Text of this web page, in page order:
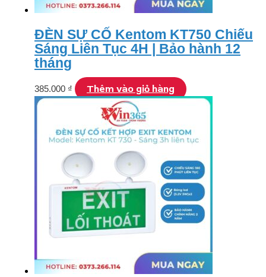
ĐÈN SỰ CỐ Kentom KT750 Chiếu
Sáng Liên Tục 4H | Bảo hành 12
tháng
385.000 ₫ Thêm vào giỏ hàng